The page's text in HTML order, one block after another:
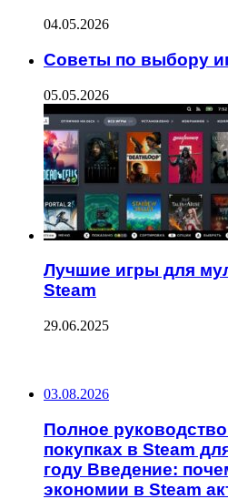
04.05.2026
Советы по выбору
05.05.2026
Лучшие игры для
Steam
29.06.2025
03.08.2026
Полное
покупках в Steam
году Введение:
экономии в Steam